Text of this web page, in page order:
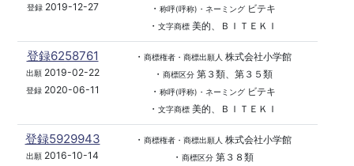
登録2019-12-27
・ 称呼(呼称)・ネーミングビテキ
・ 文字商標美的、ＢＩＴＥＫＩ
登録6258761
出願2019-02-22
登録2020-06-11
・ 商標権者・商標出願人 株式会社小学館
・ 商標区分第３類、第３５類
・ 称呼(呼称)・ネーミングビテキ
・ 文字商標美的、ＢＩＴＥＫＩ
登録5929943
出願 2016-10-14
・ 商標権者・商標出願人 株式会社小学館
・ 商標区分第３８類